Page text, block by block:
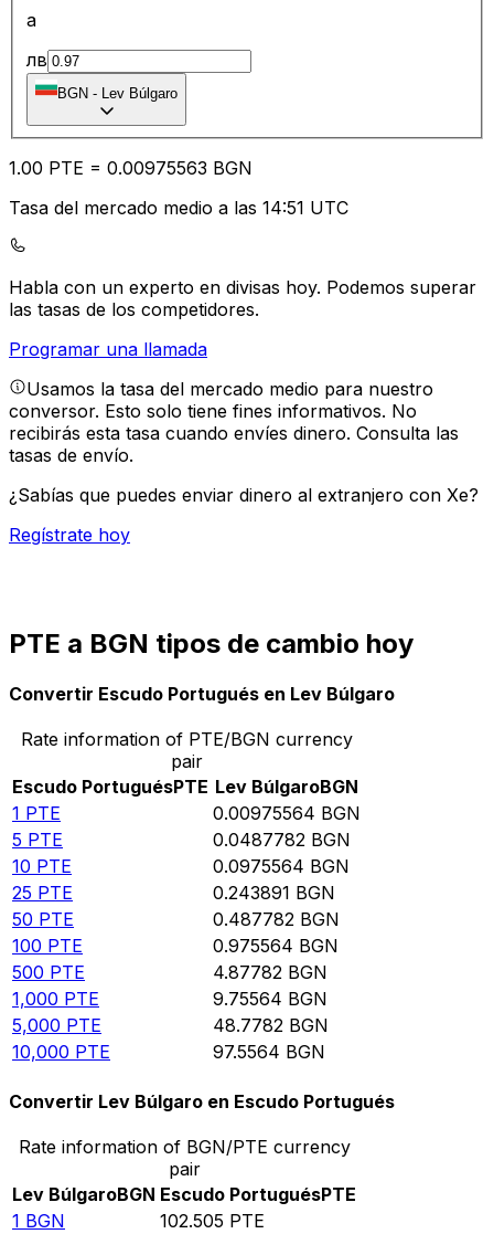
a
лв
BGN - Lev Búlgaro
1.00 PTE = 0.00975563 BGN
Tasa del mercado medio a las 14:51 UTC
Habla con un experto en divisas hoy. Podemos superar
las tasas de los competidores.
Programar una llamada
Usamos la tasa del mercado medio para nuestro
conversor. Esto solo tiene fines informativos. No
recibirás esta tasa cuando envíes dinero. Consulta las
tasas de envío.
¿Sabías que puedes enviar dinero al extranjero con Xe?
Regístrate hoy
PTE a BGN tipos de cambio hoy
Convertir Escudo Portugués en Lev Búlgaro
Rate information of PTE/BGN currency
pair
Escudo PortuguésPTE Lev BúlgaroBGN
1 PTE 0.00975564 BGN
5 PTE 0.0487782 BGN
10 PTE 0.0975564 BGN
25 PTE 0.243891 BGN
50 PTE 0.487782 BGN
100 PTE 0.975564 BGN
500 PTE 4.87782 BGN
1,000 PTE 9.75564 BGN
5,000 PTE 48.7782 BGN
10,000 PTE 97.5564 BGN
Convertir Lev Búlgaro en Escudo Portugués
Rate information of BGN/PTE currency
pair
Lev BúlgaroBGN Escudo PortuguésPTE
1 BGN 102.505 PTE